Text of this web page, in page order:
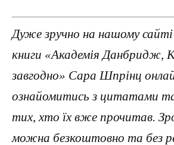
Дуже зручно на нашому
книги «Академія Данбридж,
завгодно» Сара Шпрінц
ознайомитись з цитатами та
тих, хто їх вже прочитав.
можна безкоштовно та без